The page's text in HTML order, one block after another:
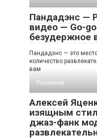
Пандадэнс —
видео — Go-
безудержное
Пандадэнс — это
количество
вам
Полезное
Алексей
изящным
джаз-фанк